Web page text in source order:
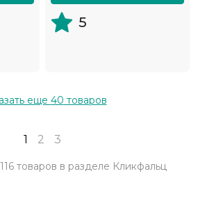
5
еще 40 товаров
1 2 3
116 товаров в разделе Кликфальц